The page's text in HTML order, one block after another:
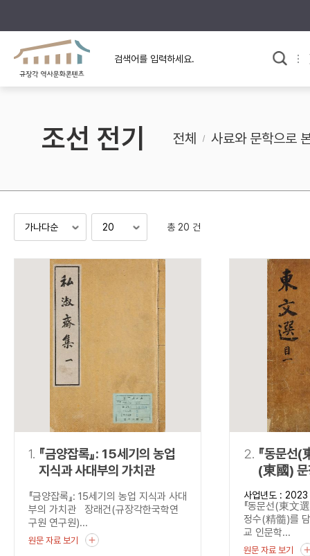
규장각의 어제와 오늘
규장각 소개영상
사료와 문학으로 본
고대
조선 후기
검색 연산자 사용안내
“정조”와 “정약
“정조” 또는 “
NOT
“정조”가 나온
료를 검색
조선 전기 전체 사료와 문학으로
총 20 건
1. 『금양잡록』: 15세기의 농업
지식과 사대부의 가치관
『금양잡록』: 15세기의 농업 지식과 사대
부의 가치관 장래건(규장각한국학연
구원 연구원)...
원문 자료 보기
2. 『동문선
(東國)
담다
사업년도 : 2023
『동문선(東文
정수(精髓)를
교 인문학...
원문 자료 보기